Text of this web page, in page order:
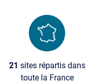
21 sites répartis dans
toute la France